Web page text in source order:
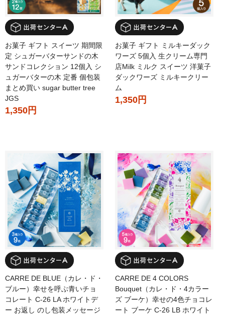
お菓子 ギフト スイーツ 期間限
定 シュガーバターサンドの木
サンドコレクション 12個入 シ
ュガーバターの木 定番 個包装
まとめ買い sugar butter tree
JGS
1,350円
お菓子 ギフト ミルキーダック
ワーズ 5個入 生クリーム専門
店Milk ミルク スイーツ 洋菓子
ダックワーズ ミルキークリー
ム
1,350円
CARRE DE BLUE（カレ・ド・
ブルー）幸せを呼ぶ青いチョ
コレート C-26 LA ホワイトデ
ー お返し のし包装メッセージ
CARRE DE 4 COLORS
Bouquet（カレ・ド・4カラー
ズ ブーケ）幸せの4色チョコレ
ート ブーケ C-26 LB ホワイト